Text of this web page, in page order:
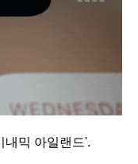
내믹 아일랜드'.